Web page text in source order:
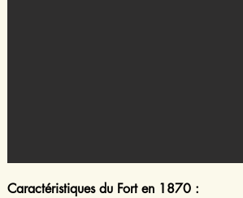
Caractéristiques du Fort en 1870 :